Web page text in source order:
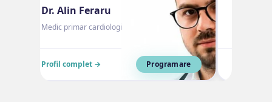
Dr. Alin Feraru
Medic primar cardiologie
Profil complet → Programare